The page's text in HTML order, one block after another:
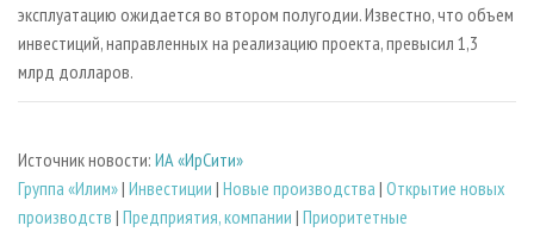
эксплуатацию ожидается во втором полугодии. Известно, что объем
инвестиций, направленных на реализацию проекта, превысил 1,3
млрд долларов.
Источник новости: ИА «ИрСити»
Группа «Илим»| Инвестиции | Новые производства | Открытие новых
производств | Предприятия, компании | Приоритетные